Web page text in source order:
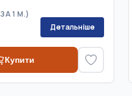
ЗА 1 М.)
Детальніше
Купити